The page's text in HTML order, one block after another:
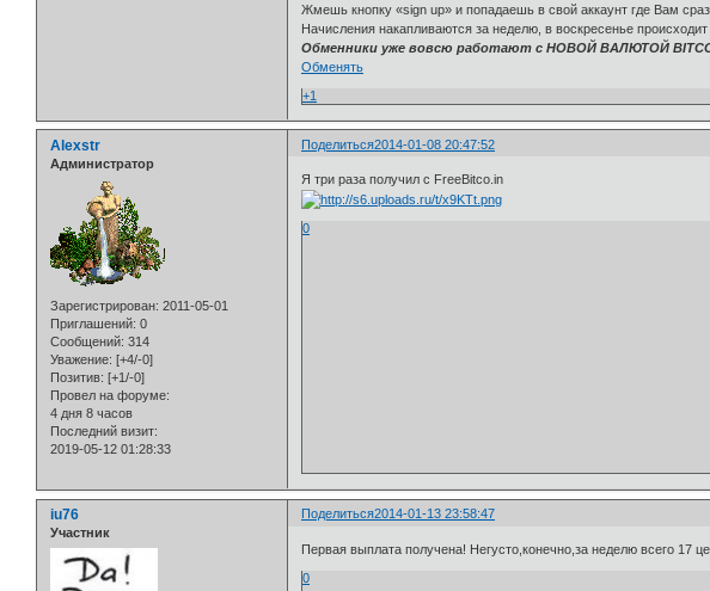
Жмешь кнопку «sign up» и попадаешь в свой аккаунт где Вам
Начисления накапливаются за неделю, в воскресенье
Обменники уже вовсю работают с НОВОЙ ВАЛЮТОЙ
Обменять
+1
Поделиться2014-01-08 20:47:52
Alexstr
Администратор
Зарегистрирован: 2011-05-01
Приглашений: 0
Сообщений: 314
Уважение: [+4/-0]
Позитив: [+1/-0]
Провел на форуме:
4 дня 8 часов
Последний визит:
2019-05-12 01:28:33
Я три раза получил с FreeBitco.in
0
Поделиться2014-01-13 23:58:47
iu76
Участник
Первая выплата получена! Негусто,конечно,за неделю всего 17
0